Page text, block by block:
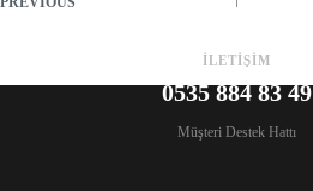
İLETİŞİM
0535 884 83 49
Müşteri Destek Hattı